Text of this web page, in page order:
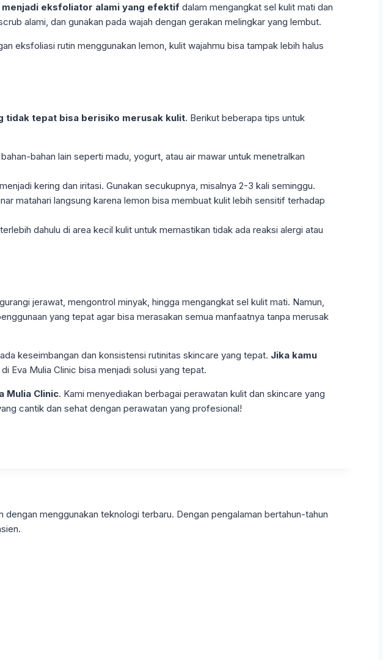
menjadi eksfoliator alami yang efektif dalam mengangkat sel kulit mati dan
alami, dan gunakan pada wajah dengan gerakan melingkar yang lembut.
eksfoliasi rutin menggunakan lemon, kulit wajahmu bisa tampak lebih halus
tidak tepat bisa berisiko merusak kulit. Berikut beberapa tips untuk
bahan lain seperti madu, yogurt, atau air mawar untuk menetralkan
kering dan iritasi. Gunakan secukupnya, misalnya 2-3 kali seminggu.
matahari langsung karena lemon bisa membuat kulit lebih sensitif terhadap
dahulu di area kecil kulit untuk memastikan tidak ada reaksi alergi atau
jerawat, mengontrol minyak, hingga mengangkat sel kulit mati. Namun,
yang tepat agar bisa merasakan semua manfaatnya tanpa merusak
keseimbangan dan konsistensi rutinitas skincare yang tepat. Jika kamu
Eva Mulia Clinic bisa menjadi solusi yang tepat.
Mulia Clinic. Kami menyediakan berbagai perawatan kulit dan skincare yang
cantik dan sehat dengan perawatan yang profesional!
menggunakan teknologi terbaru. Dengan pengalaman bertahun-tahun